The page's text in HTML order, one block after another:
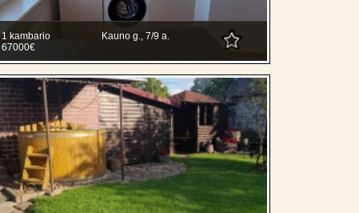
1 kambario
Kauno g., 7/9 a.
67000€